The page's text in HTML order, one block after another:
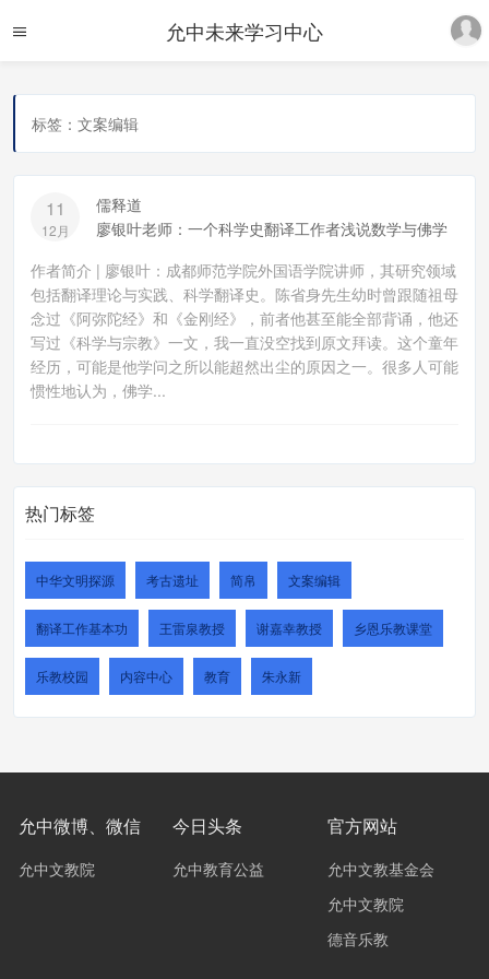
允中未来学习中心
标签：文案编辑
11
12月
儒释道
廖银叶老师：一个科学史翻译工作者浅说数学与佛学
作者简介 | 廖银叶：成都师范学院外国语学院讲师，其研究领域
包括翻译理论与实践、科学翻译史。陈省身先生幼时曾跟随祖母
念过《阿弥陀经》和《金刚经》，前者他甚至能全部背诵，他还
写过《科学与宗教》一文，我一直没空找到原文拜读。这个童年
经历，可能是他学问之所以能超然出尘的原因之一。很多人可能
惯性地认为，佛学...
热门标签
中华文明探源 考古遗址 简帛 文案编辑
翻译工作基本功 王雷泉教授 谢嘉幸教授 乡恩乐教课堂
乐教校园 内容中心 教育 朱永新
允中微博、微信
允中文教院
今日头条
允中教育公益
官方网站
允中文教基金会
允中文教院
德音乐教